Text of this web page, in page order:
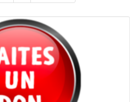
suivante
page